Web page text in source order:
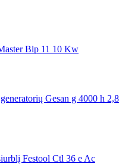
Blp 11 10 Kw
Gesan g 4000 h 2,8
Festool Ctl 36 e Ac